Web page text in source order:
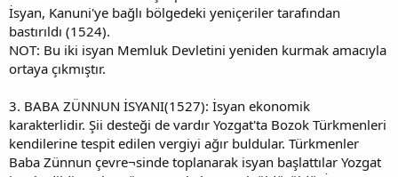
İsyan, Kanuni'ye bağlı bölgedeki yeniçeriler tarafından
bastırıldı (1524).
NOT: Bu iki isyan Memluk Devletini yeniden kurmak amacıyla
ortaya çıkmıştır.
3. BABA ZÜNNUN İSYANI(1527): İsyan ekonomik
karakterlidir. Şii desteği de vardır Yozgat'ta Bozok Türkmenleri
kendilerine tespit edilen vergiyi ağır buldular. Türkmenler
Baba Zünnun çevre¬sinde toplanarak isyan başlattılar Yozgat